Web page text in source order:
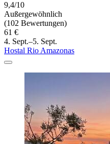
9,4/10
Außergewöhnlich
(102 Bewertungen)
61 €
4. Sept.–5. Sept.
Hostal Rio Amazonas